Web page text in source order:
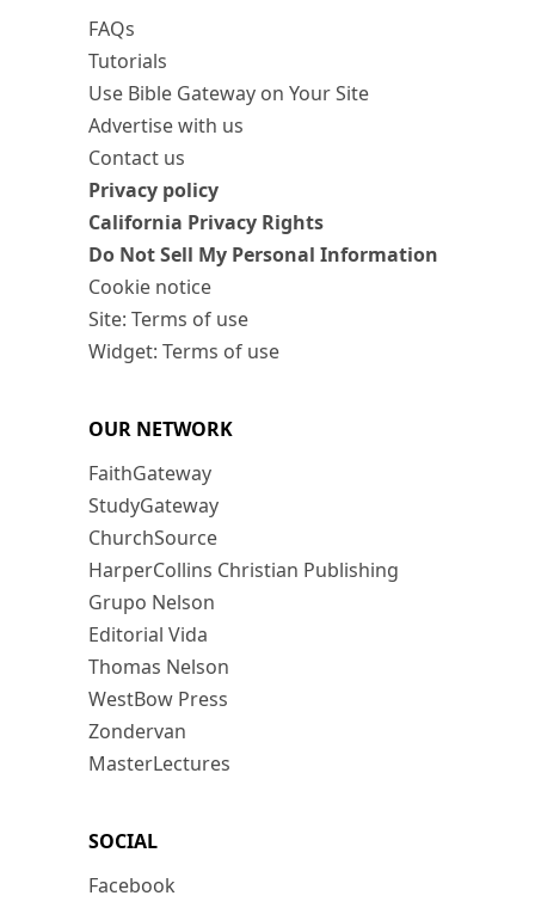
FAQs
Tutorials
Use Bible Gateway on Your Site
Advertise with us
Contact us
Privacy policy
California Privacy Rights
Do Not Sell My Personal Information
Cookie notice
Site: Terms of use
Widget: Terms of use
OUR NETWORK
FaithGateway
StudyGateway
ChurchSource
HarperCollins Christian Publishing
Grupo Nelson
Editorial Vida
Thomas Nelson
WestBow Press
Zondervan
MasterLectures
SOCIAL
Facebook